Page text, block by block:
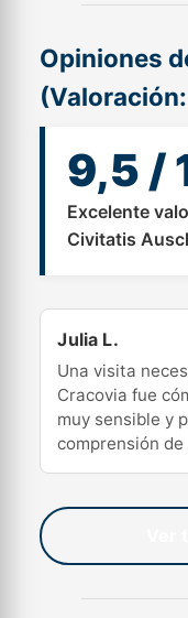
Opiniones
9,5 /
Excelente
Civitatis
Julia L.
Una visita
Cracovia fue
muy sensible y
comprensión